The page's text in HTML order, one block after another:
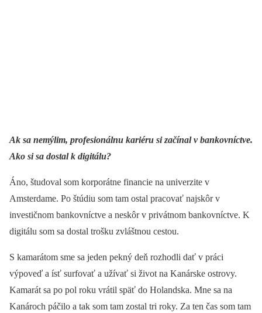
Ak sa nemýlim, profesionálnu kariéru si začínal v bankovníctve.
Ako si sa dostal k digitálu?
Áno, študoval som korporátne financie na univerzite v
Amsterdame. Po štúdiu som tam ostal pracovať najskôr v
investičnom bankovníctve a neskôr v privátnom bankovníctve. K
digitálu som sa dostal trošku zvláštnou cestou.
S kamarátom sme sa jeden pekný deň rozhodli dať v práci
výpoveď a ísť surfovať a užívať si život na Kanárske ostrovy.
Kamarát sa po pol roku vrátil späť do Holandska. Mne sa na
Kanároch páčilo a tak som tam zostal tri roky. Za ten čas som tam